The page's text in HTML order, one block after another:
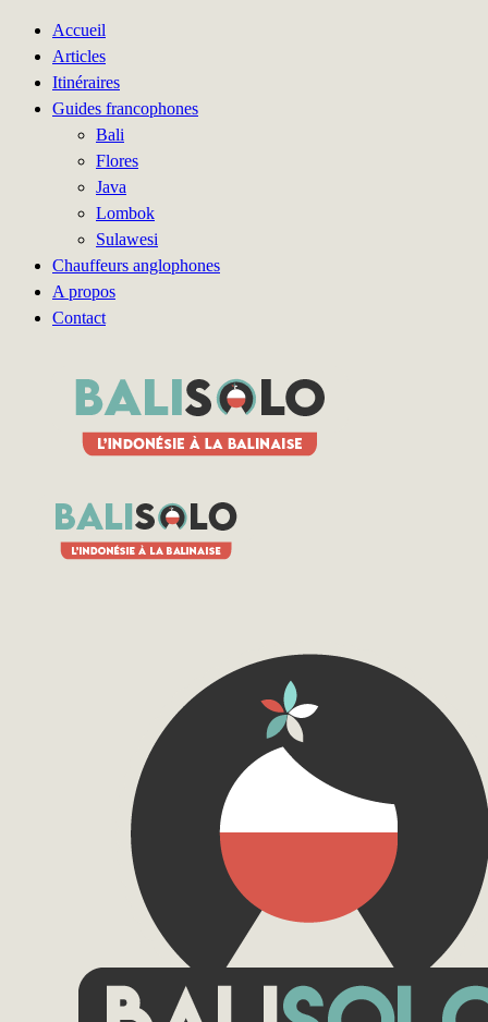
Accueil
Articles
Itinéraires
Guides francophones
Bali
Flores
Java
Lombok
Sulawesi
Chauffeurs anglophones
A propos
Contact